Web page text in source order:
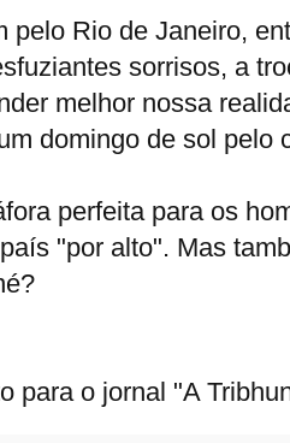
pelo Rio de Janeiro,
sorrisos, a
melhor nossa
domingo de sol pelo
perfeita para os
"por alto". Mas
?
para o jornal "A